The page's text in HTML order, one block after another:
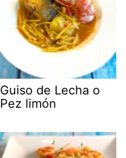
Guiso de Lecha o
Pez limón